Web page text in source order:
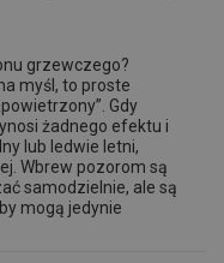
grzewczego?
myśl, to proste
Gdy
żadnego efektu i
lub ledwie letni,
Wbrew pozorom są
samodzielnie, ale są
mogą jedynie